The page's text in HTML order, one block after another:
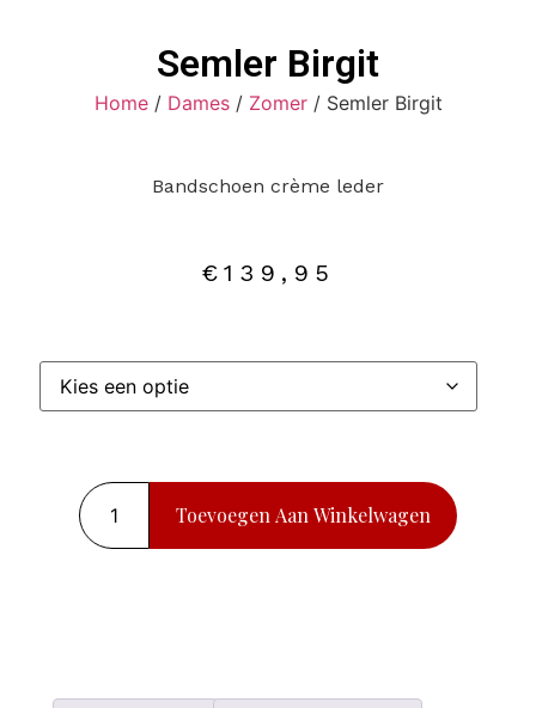
Semler Birgit
Home/ Dames/ Zomer/ Semler Birgit
Bandschoen crème leder
€ 139,95
Toevoegen Aan Winkelwagen